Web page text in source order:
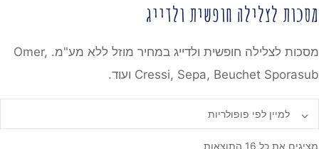
מסכות לצלילה חופשית ולדייג
מסכות לצלילה חופשית ולדייג במחיר מוזל ללא מע"מ. Omer,
Cressi, Sepa, Beuchet Sporasub ועוד.
מציגים את כל ⁦16⁩ התוצאות
ממוין